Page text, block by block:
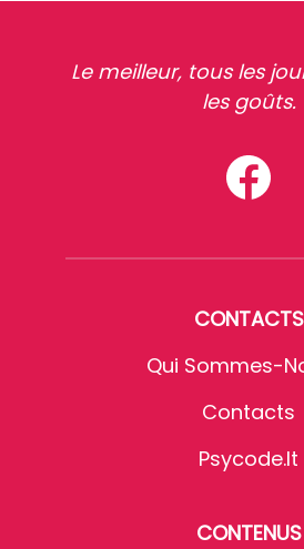
Le meilleur, tous les
les goûts.
CONTACTS
Qui Sommes-
Contacts
Psycode.it
CONTENUS